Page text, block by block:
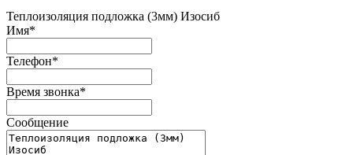
Теплоизоляция подложка (3мм) Изосиб
Имя*
Телефон*
Время звонка*
Сообщение